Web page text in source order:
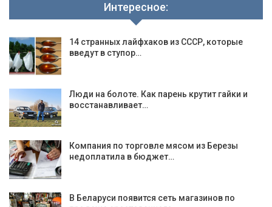
Интересное:
14 странных лайфхаков из СССР, которые
введут в ступор…
Люди на болоте. Как парень крутит гайки и
восстанавливает…
Компания по торговле мясом из Березы
недоплатила в бюджет…
В Беларуси появится сеть магазинов по